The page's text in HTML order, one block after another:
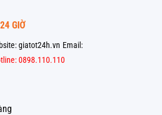
GIỜ
giatot24h.vn Email:
0898.110.110